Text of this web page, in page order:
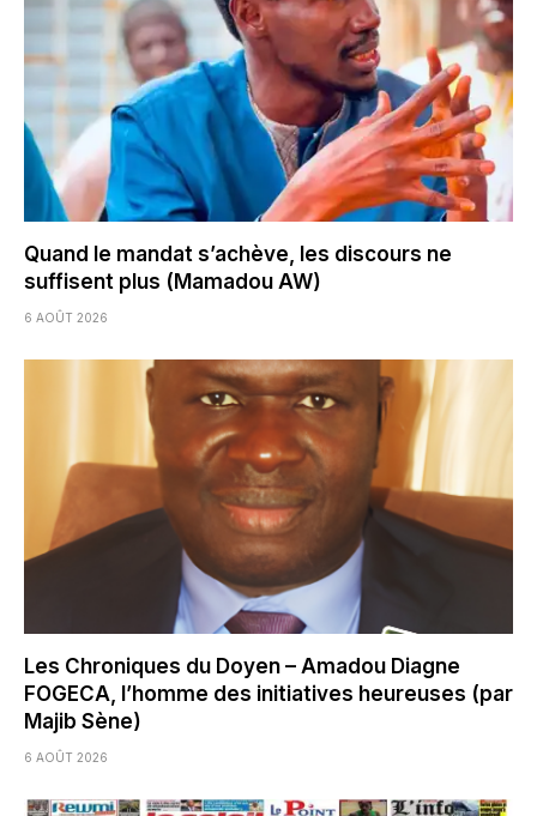
Quand le mandat s’achève, les discours ne
suffisent plus (Mamadou AW)
6 AOÛT 2026
Les Chroniques du Doyen – Amadou Diagne
FOGECA, l’homme des initiatives heureuses (par
Majib Sène)
6 AOÛT 2026